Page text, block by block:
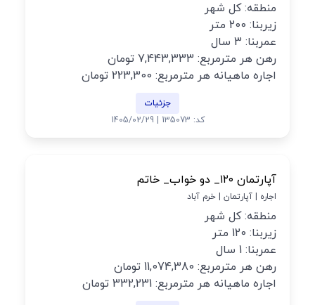
منطقه: کل شهر
زیربنا: 200 متر
عمربنا: 3 سال
رهن هر مترمربع: 7,443,333 تومان
اجاره ماهیانه هر مترمربع: 223,300 تومان
جزئیات
کد: 135073 | 1405/02/29
آپارتمان ۱۲۰_ دو خواب_ خاتم
اجاره | آپارتمان | خرم آباد
منطقه: کل شهر
زیربنا: 120 متر
عمربنا: 1 سال
رهن هر مترمربع: 11,074,380 تومان
اجاره ماهیانه هر مترمربع: 332,231 تومان